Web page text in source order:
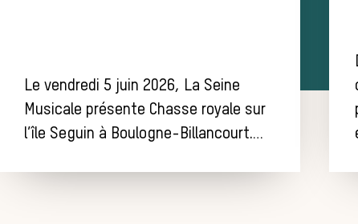
Le vendredi 5 juin 2026, La Seine
Musicale présente Chasse royale sur
l’île Seguin à Boulogne-Billancourt.…